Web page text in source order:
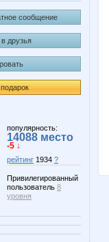
сообщение
друзья
популярность:
14088 место
-5 ↓
рейтинг 1934 ?
Привилегированный
пользователь 8
уровня